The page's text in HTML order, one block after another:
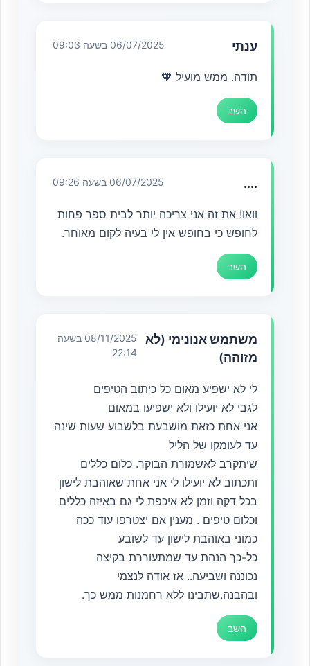
ענתי 06/07/2025 בשעה 09:03
תודה. ממש מועיל 🧡
השב
.... 06/07/2025 בשעה 09:26
וואו! את זה אני צריכה יותר לבית ספר פחות
לחופש כי בחופש אין לי בעיה לקום מאוחר.
השב
משתמש אנונימי (לא
מזוהה)
08/11/2025 בשעה
22:14
לי לא ישפיע מאום כל כיתוב הטיפים
לגבי לא יועילו ולא ישפיעו במאום
אני אחת כזאת מושבעת בלשבוע שעות שינה
עד לעומקו של הליל
שיתקרב לאשמורת הבוקר. כלום כללים
ותכתוב לא יועילו לי אני אחת שאוהבת לישון
בכל דקה וזמן לא איכפת לי גם באיזה כללים
וכלום טיפים . מענין אם יצטרפו עוד ככה
כמוני באוהבת לישון עד לשובע
כל-כך הנהת עד שמתעוררת בקיצה
נכוננה ושביעה.. אז אודה לנצמי
ובהבנה.שתבינו ללא רחמנות ממש כך.
השב